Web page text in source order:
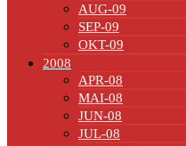
AUG-09
SEP-09
OKT-09
2008
APR-08
MAI-08
JUN-08
JUL-08